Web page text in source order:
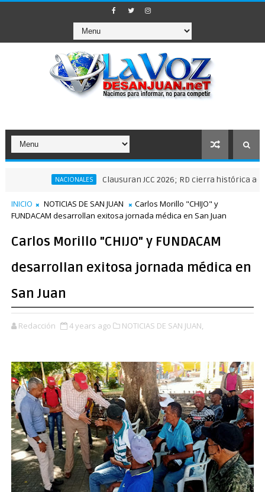
NACIONALES Clausuran JCC 2026; RD cierra histórica actuación
INICIO NOTICIAS DE SAN JUAN
Carlos Morillo "CHIJO" y
FUNDACAM desarrollan exitosa jornada médica en San Juan
Carlos Morillo "CHIJO" y FUNDACAM
desarrollan exitosa jornada médica en
San Juan
Redacción 4 years ago NOTICIAS DE SAN JUAN,